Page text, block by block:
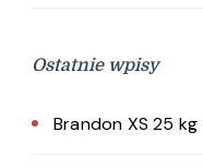
Ostatnie wpisy
Brandon XS 25